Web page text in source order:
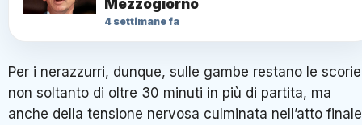
Mezzogiorno
4 settimane fa
Per i nerazzurri, dunque, sulle gambe restano le scorie
non soltanto di oltre 30 minuti in più di partita, ma
anche della tensione nervosa culminata nell’atto finale